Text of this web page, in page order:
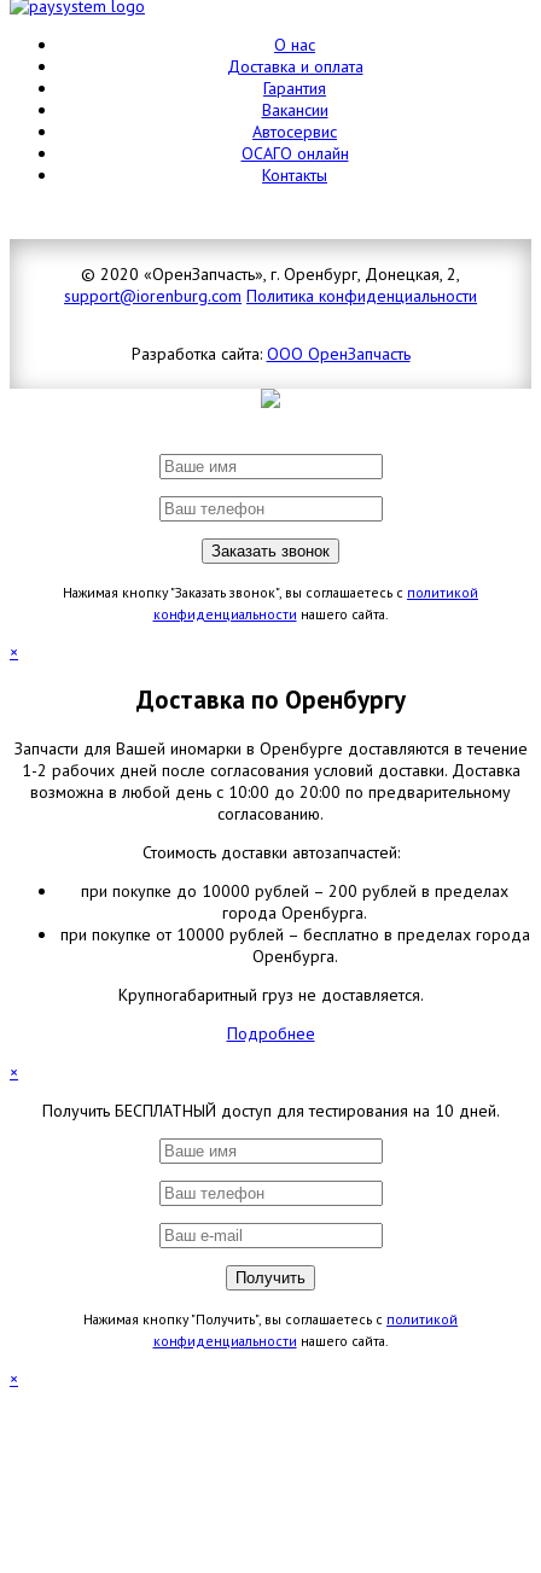
О нас
Доставка и оплата
Гарантия
Вакансии
Автосервис
ОСАГО онлайн
Контакты
© 2020 «ОренЗапчасть», г. Оренбург, Донецкая, 2,
support@iorenburg.com Политика конфиденциальности
Разработка сайта: ООО ОренЗапчасть
Нажимая кнопку "Заказать звонок", вы соглашаетесь с политикой
конфиденциальности нашего сайта.
×
Доставка по Оренбургу
Запчасти для Вашей иномарки в Оренбурге доставляются в течение
1-2 рабочих дней после согласования условий доставки. Доставка
возможна в любой день с 10:00 до 20:00 по предварительному
согласованию.
Стоимость доставки автозапчастей:
при покупке до 10000 рублей – 200 рублей в пределах
города Оренбурга.
при покупке от 10000 рублей – бесплатно в пределах города
Оренбурга.
Крупногабаритный груз не доставляется.
Подробнее
×
Получить БЕСПЛАТНЫЙ доступ для тестирования на 10 дней.
Нажимая кнопку "Получить", вы соглашаетесь с политикой
конфиденциальности нашего сайта.
×